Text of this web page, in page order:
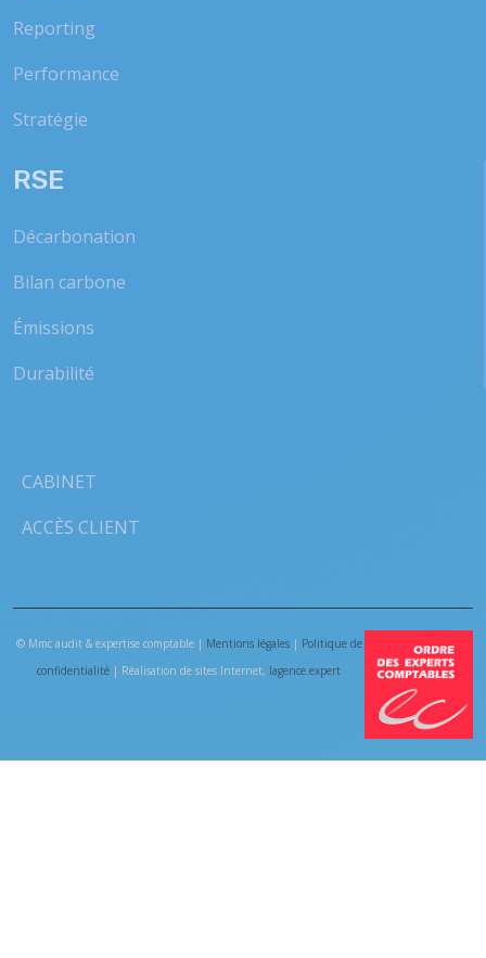
Reporting
Performance
Stratégie
RSE
Décarbonation
Bilan carbone
Émissions
Durabilité
CABINET
ACCÈS CLIENT
© Mmc audit & expertise comptable | Mentions légales| Politique de
confidentialité | Réalisation de sites Internet, lagence.expert